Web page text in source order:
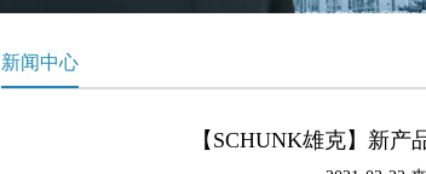
新闻中心
【SCHUNK雄克】新